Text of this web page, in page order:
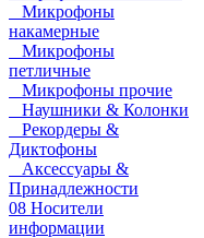
Микрофоны
накамерные
Микрофоны
петличные
Микрофоны прочие
Наушники & Колонки
Рекордеры &
Диктофоны
Аксессуары &
Принадлежности
08 Носители
информации